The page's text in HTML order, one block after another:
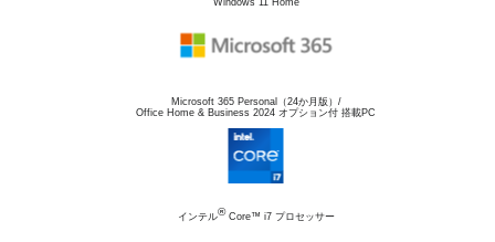
Windows 11 Home
Microsoft 365 Personal（24か月版）/
Office Home & Business 2024 オプション付 搭載PC
インテル®Core™ i7 プロセッサー